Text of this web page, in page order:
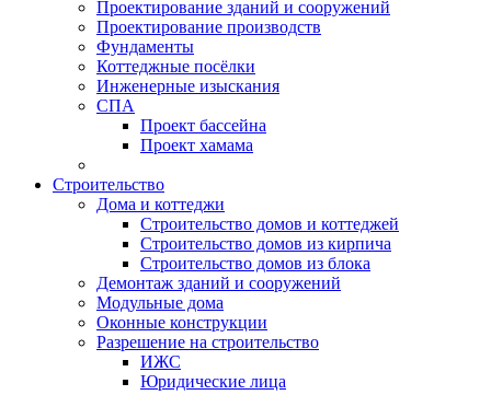
Проектирование зданий и сооружений
Проектирование производств
Фундаменты
Коттеджные посёлки
Инженерные изыскания
СПА
Проект бассейна
Проект хамама
Строительство
Дома и коттеджи
Строительство домов и коттеджей
Строительство домов из кирпича
Строительство домов из блока
Демонтаж зданий и сооружений
Модульные дома
Оконные конструкции
Разрешение на строительство
ИЖС
Юридические лица